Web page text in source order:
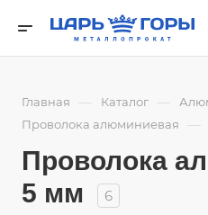
Главная — Каталог —
Проволока алюминиевая —
Проволока
5 мм
6